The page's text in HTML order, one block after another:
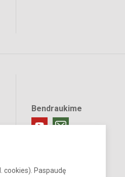
cookies). Paspaudę
Bendraukime